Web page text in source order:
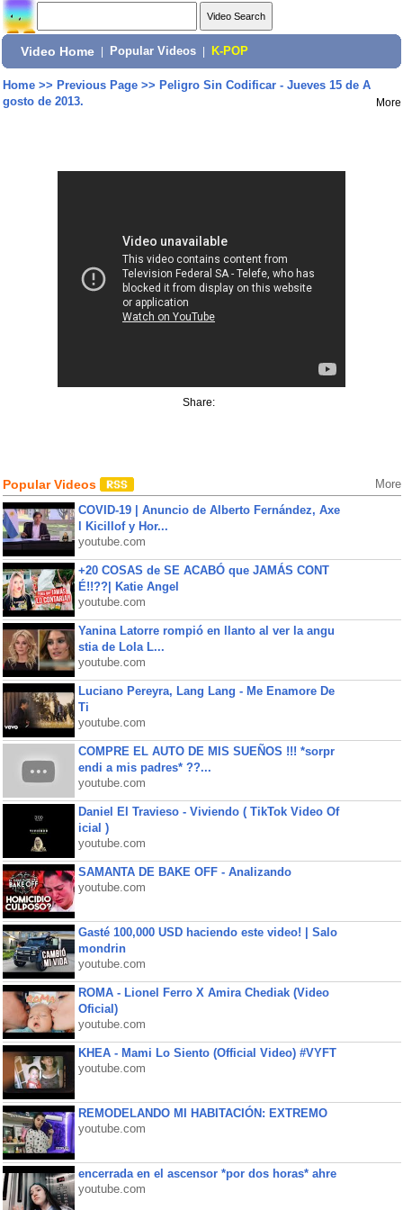
Video Home Popular Videos K-POP
Home>> Previous Page>> Peligro Sin Codificar - Jueves 15 de A
gosto de 2013.
More
Share:
Popular Videos More
COVID-19 | Anuncio de Alberto Fernández, Axe
l Kicillof y Hor...
youtube.com
+20 COSAS de SE ACABÓ que JAMÁS CONT
É!!??| Katie Angel
youtube.com
Yanina Latorre rompió en llanto al ver la angu
stia de Lola L...
youtube.com
Luciano Pereyra, Lang Lang - Me Enamore De
Ti
youtube.com
COMPRE EL AUTO DE MIS SUEÑOS !!! *sorpr
endi a mis padres* ??...
youtube.com
Daniel El Travieso - Viviendo ( TikTok Video Of
icial )
youtube.com
SAMANTA DE BAKE OFF - Analizando
youtube.com
Gasté 100,000 USD haciendo este video! | Salo
mondrin
youtube.com
ROMA - Lionel Ferro X Amira Chediak (Video
Oficial)
youtube.com
KHEA - Mami Lo Siento (Official Video) #VYFT
youtube.com
REMODELANDO MI HABITACIÓN: EXTREMO
youtube.com
encerrada en el ascensor *por dos horas* ahre
youtube.com